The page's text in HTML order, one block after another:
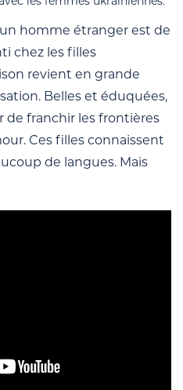
un homme étranger est de
chez les filles
revient en grande
Belles et éduquées,
de franchir les frontières
Ces filles connaissent
de langues. Mais